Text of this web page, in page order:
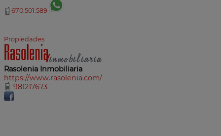
670.501.589
Propiedades
Rasolenia Inmobiliaria
https://www.rasolenia.com/
981217673